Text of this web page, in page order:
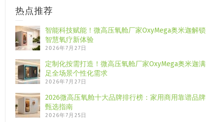
热点推荐
智能科技赋能！微高压氧舱厂家OxyMega奥米迦解锁
智慧氧疗新体验
2026年7月27日
定制化按需打造！微高压氧舱厂家OxyMega奥米迦满
足全场景个性化需求
2026年7月27日
2026微高压氧舱十大品牌排行榜：家用商用靠谱品牌
甄选指南
2026年7月25日